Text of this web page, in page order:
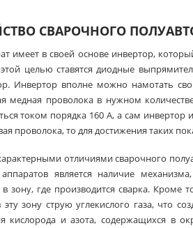
СВАРОЧНОГО
имеет в своей основе инвертор,
целью ставятся диодные
Инвертор вполне можно намотать
медная проволока в нужном
током порядка 160 А, а сам
проволока, то для достижения таких
отличиями сварочного
является наличие
зону, где производится сварка. Кроме
эту зону струю углекислого газа, что
кислорода и азота, содержащихся в